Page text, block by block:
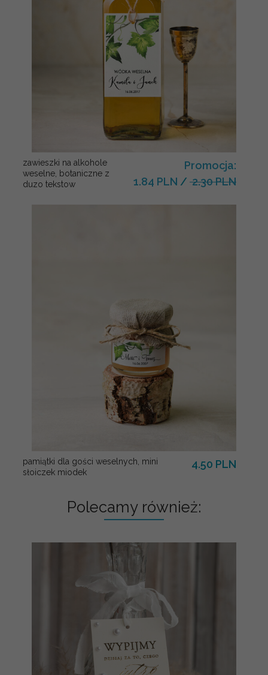
zawieszki na alkohole
weselne, botaniczne z
duzo tekstow
Promocja:
1.84 PLN / 2.30 PLN
pamiątki dla gości weselnych, mini
słoiczek miodek
4.50 PLN
Polecamy również: